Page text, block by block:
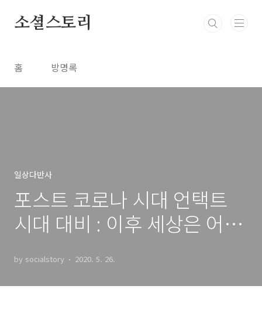
소셜스토리
홈 방명록
일상다반사
포스트 코로나 시대 언택트
시대 대비 : 이후 세상은 어떤
by socialstory 2020. 5. 26.